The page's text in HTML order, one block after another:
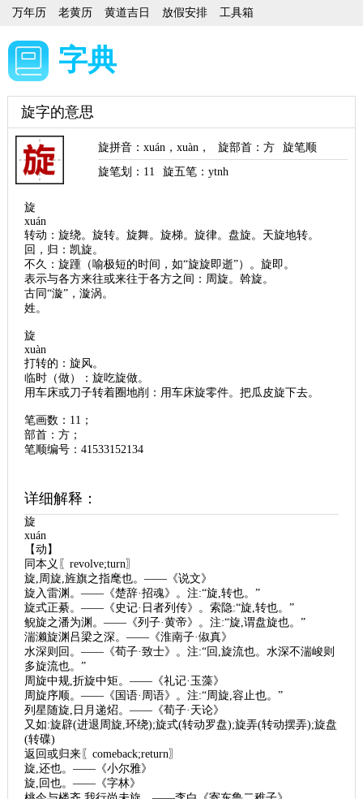
万年历 老黄历 黄道吉日 放假安排 工具箱
字典
旋字的意思
旋拼音 ：xuán ，xuàn ， 旋部首 ：方
旋笔顺
旋笔划： 11 旋五笔：ytnh
旋
xuán
转动：旋绕。旋转。旋舞。旋梯。旋律。盘旋。天旋地转。
回，归：凯旋。
不久：旋踵（喻极短的时间，如“旋旋即逝”）。旋即。
表示与各方来往或来往于各方之间：周旋。斡旋。
古同“漩”，漩涡。
姓。
旋
xuàn
打转的：旋风。
临时（做）：旋吃旋做。
用车床或刀子转着圈地削：用车床旋零件。把瓜皮旋下去。
笔画数：11；
部首：方；
笔顺编号：41533152134
详细解释：
旋
xuán
【动】
同本义〖revolve;turn〗
旋,周旋,旌旗之指麾也。——《说文》
旋入雷渊。——《楚辞·招魂》。注:“旋,转也。”
旋式正綦。——《史记·日者列传》。索隐:“旋,转也。”
鲵旋之潘为渊。——《列子·黄帝》。注:“旋,谓盘旋也。”
湍濑旋渊吕梁之深。——《淮南子·俶真》
水深则回。——《荀子·致士》。注:“回,旋流也。水深不湍峻则
多旋流也。”
周旋中规,折旋中矩。——《礼记·玉藻》
周旋序顺。——《国语·周语》。注:“周旋,容止也。”
列星随旋,日月递炤。——《荀子·天论》
又如:旋辟(进退周旋,环绕);旋式(转动罗盘);旋弄(转动摆弄);旋盘
(转碟)
返回或归来〖comeback;return〗
旋,还也。——《小尔雅》
旋,回也。——《字林》